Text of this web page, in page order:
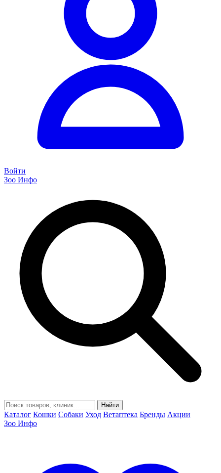
Войти
Зоо Инфо
Найти
Каталог Кошки Собаки Уход Ветаптека Бренды Акции
Зоо Инфо